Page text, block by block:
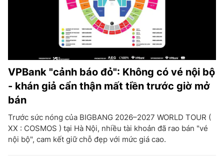
VPBank "cảnh báo đỏ": Không có vé nội bộ
- khán giả cẩn thận mất tiền trước giờ mở
bán
Trước sức nóng của BIGBANG 2026–2027 WORLD TOUR (
XX : COSMOS ) tại Hà Nội, nhiều tài khoản đã rao bán "vé
nội bộ", cam kết giữ chỗ đẹp với mức giá cao.